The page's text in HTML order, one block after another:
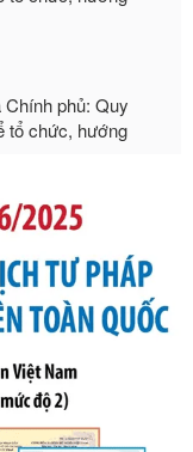
phủ: Quy
chức, hướng
tháng 12 năm
thực hiện xử
bạc nhà nước
phủ: Sửa
125/2020/NĐ-СР
quy định xử
được sửa đổi, bổ